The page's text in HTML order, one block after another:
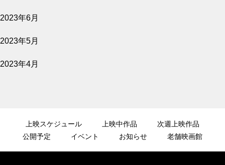
2023年6月
2023年5月
2023年4月
上映スケジュール 上映中作品
次週上映作品
公開予定
イベント お知らせ 老舗映画館